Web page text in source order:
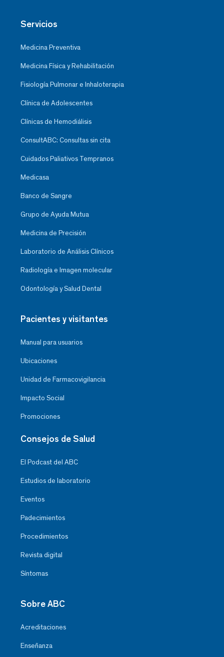
Servicios
Medicina Preventiva
Medicina Física y Rehabilitación
Fisiología Pulmonar e Inhaloterapia
Clínica de Adolescentes
Clínicas de Hemodiálisis
ConsultABC: Consultas sin cita
Cuidados Paliativos Tempranos
Medicasa
Banco de Sangre
Grupo de Ayuda Mutua
Medicina de Precisión
Laboratorio de Análisis Clínicos
Radiología e Imagen molecular
Odontología y Salud Dental
Pacientes y visitantes
Manual para usuarios
Ubicaciones
Unidad de Farmacovigilancia
Impacto Social
Promociones
Consejos de Salud
El Podcast del ABC
Estudios de laboratorio
Eventos
Padecimientos
Procedimientos
Revista digital
Síntomas
Sobre ABC
Acreditaciones
Enseñanza